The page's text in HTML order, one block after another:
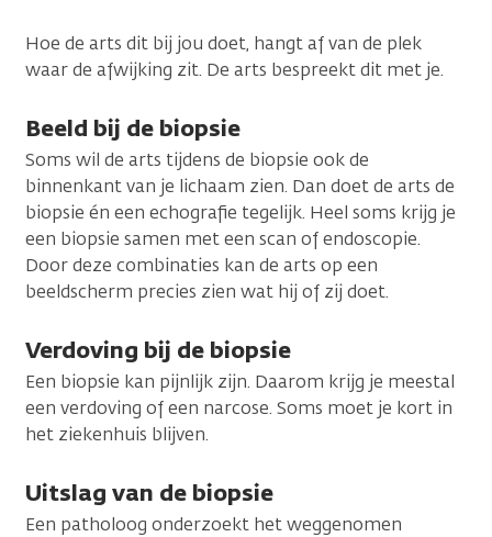
Hoe de arts dit bij jou doet, hangt af van de plek
waar de afwijking zit. De arts bespreekt dit met je.
Beeld bij de biopsie
Soms wil de arts tijdens de biopsie ook de
binnenkant van je lichaam zien. Dan doet de arts de
biopsie én een echografie tegelijk. Heel soms krijg je
een biopsie samen met een scan of endoscopie.
Door deze combinaties kan de arts op een
beeldscherm precies zien wat hij of zij doet.
Verdoving bij de biopsie
Een biopsie kan pijnlijk zijn. Daarom krijg je meestal
een verdoving of een narcose. Soms moet je kort in
het ziekenhuis blijven.
Uitslag van de biopsie
Een patholoog onderzoekt het weggenomen